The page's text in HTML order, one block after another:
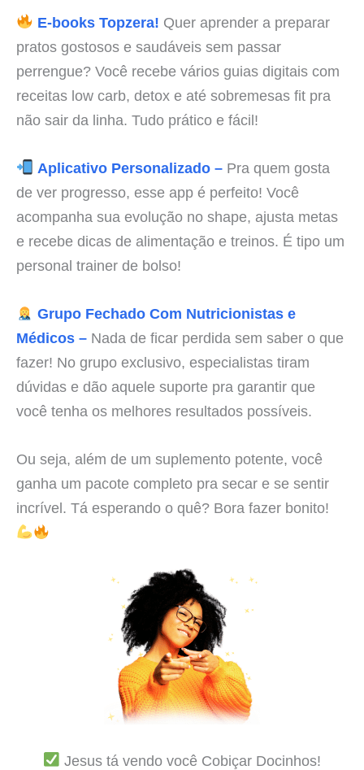
E-books Topzera! Quer aprender a preparar
pratos gostosos e saudáveis sem passar
perrengue? Você recebe vários guias digitais com
receitas low carb, detox e até sobremesas fit pra
não sair da linha. Tudo prático e fácil!
Aplicativo Personalizado –Pra quem gosta
de ver progresso, esse app é perfeito! Você
acompanha sua evolução no shape, ajusta metas
e recebe dicas de alimentação e treinos. É tipo um
personal trainer de bolso!
Grupo Fechado Com Nutricionistas e
Médicos – Nada de ficar perdida sem saber o que
fazer! No grupo exclusivo, especialistas tiram
dúvidas e dão aquele suporte pra garantir que
você tenha os melhores resultados possíveis.
Ou seja, além de um suplemento potente, você
ganha um pacote completo pra secar e se sentir
incrível. Tá esperando o quê? Bora fazer bonito!
Jesus tá vendo você Cobiçar Docinhos!